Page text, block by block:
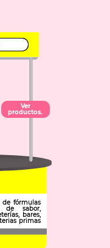
Ver
productos.
de fórmulas
de sabor,
bares,
primas